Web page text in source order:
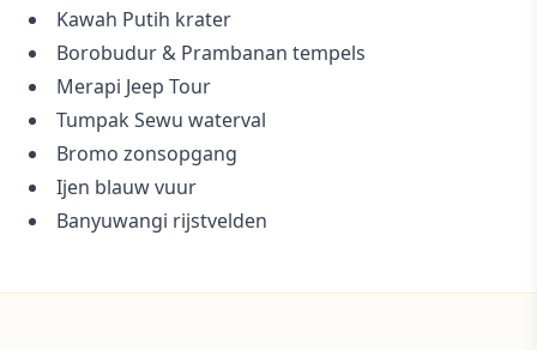
Kawah Putih krater
Borobudur & Prambanan tempels
Merapi Jeep Tour
Tumpak Sewu waterval
Bromo zonsopgang
Ijen blauw vuur
Banyuwangi rijstvelden